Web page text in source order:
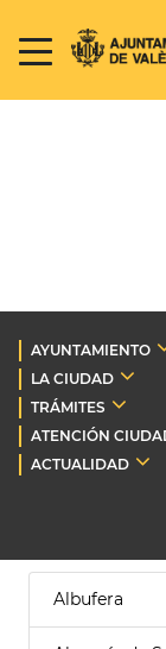
AYUNTAMIENTO
LA CIUDAD
TRÁMITES
ATENCIÓN
ACTUALIDAD
Albufera